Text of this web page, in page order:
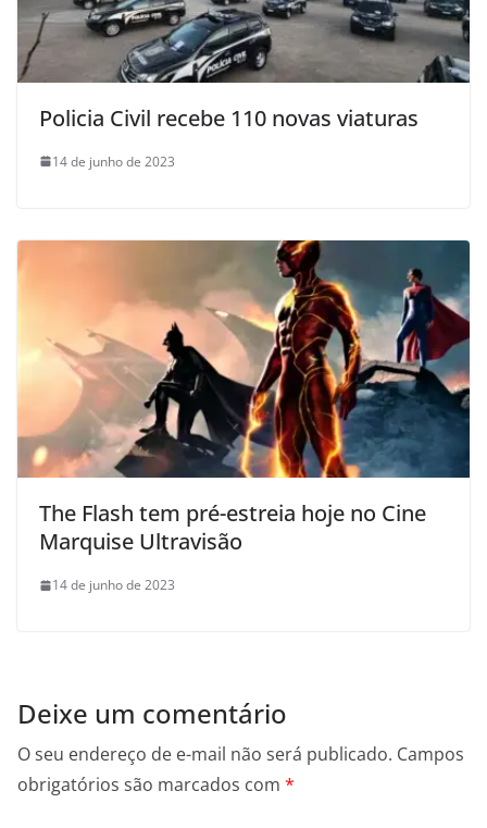
Policia Civil recebe 110 novas viaturas
14 de junho de 2023
The Flash tem pré-estreia hoje no Cine
Marquise Ultravisão
14 de junho de 2023
Deixe um comentário
O seu endereço de e-mail não será publicado. Campos
obrigatórios são marcados com *